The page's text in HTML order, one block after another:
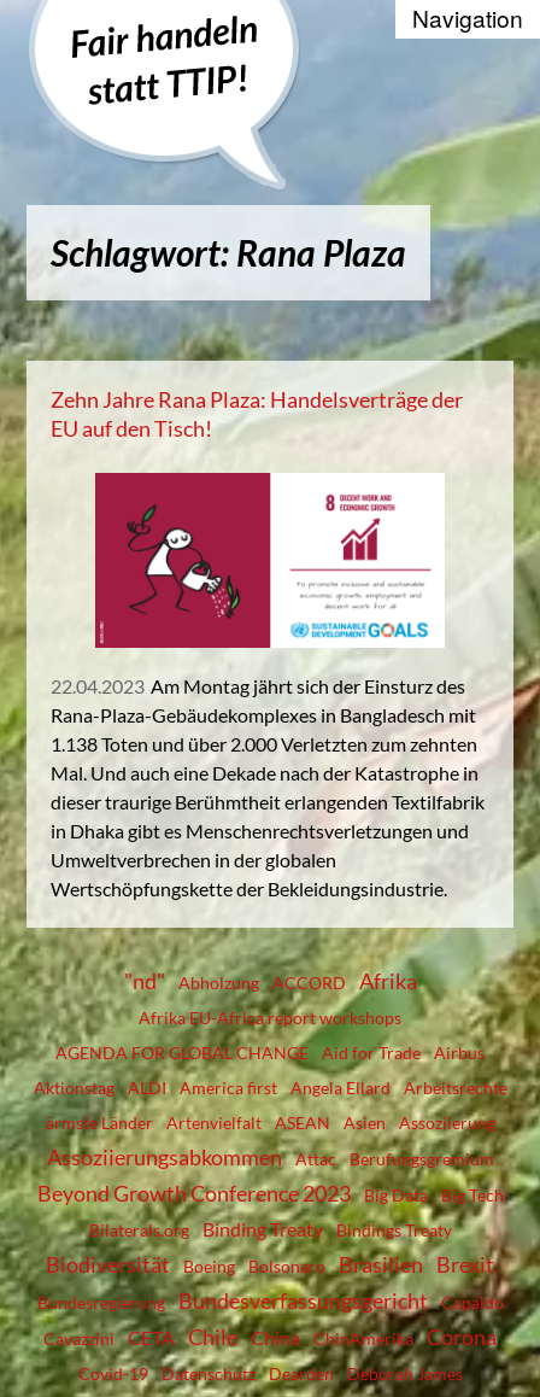
Recherche
Positionen
Die WTO und der Welthandel
Kontakt
Suche
Kampagnenbanner zum
Datenschutzerklärung
Schlagwort: Rana Plaza
Zehn Jahre Rana Plaza: Handelsverträge der
EU auf den Tisch!
22.04.2023 Am Montag jährt sich der Einsturz des
Rana-Plaza-Gebäudekomplexes in Bangladesch mit
1.138 Toten und über 2.000 Verletzten zum zehnten
Mal. Und auch eine Dekade nach der Katastrophe in
dieser traurige Berühmtheit erlangenden Textilfabrik
in Dhaka gibt es Menschenrechtsverletzungen und
Umweltverbrechen in der globalen
Wertschöpfungskette der Bekleidungsindustrie.
"nd" Abholzung ACCORD Afrika
Afrika EU-Africa report workshops
AGENDA FOR GLOBAL CHANGE
Aid for Trade
Airbus
Aktionstag
ALDI America first Angela Ellard
Arbeitsrechte
ärmste Länder
Artenvielfalt ASEAN Asien Assoziierung
Assoziierungsabkommen Attac Berufungsgremium
Beyond Growth Conference 2023 Big Data
Big Tech
Bilaterals.org
Binding Treaty Bindings Treaty
Biodiversität Boeing Bolsonaro Brasilien Brexit
Bundesregierung Bundesverfassungsgericht
Capaldo
Cavazzini
CETA Chile China ChinAmerika Corona
Covid-19 Datenschutz Dearden
Deborah James